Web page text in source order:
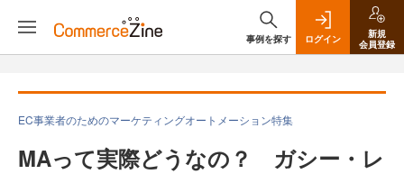
事例を探す ログイン
新規
会員登録
EC事業者のためのマーケティングオートメーション特集
MAって実際どうなの？ ガシー・レ